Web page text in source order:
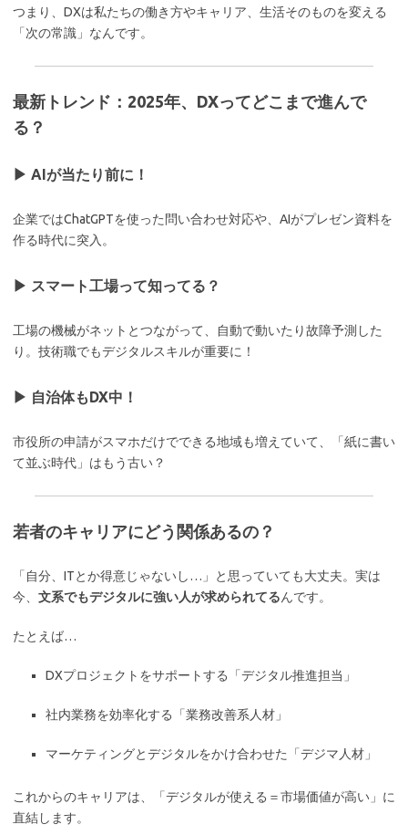
つまり、DXは私たちの働き方やキャリア、生活そのものを変える
「次の常識」なんです。
最新トレンド：2025年、DXってどこまで進んで
る？
▶ AIが当たり前に！
企業ではChatGPTを使った問い合わせ対応や、AIがプレゼン資料を
作る時代に突入。
▶ スマート工場って知ってる？
工場の機械がネットとつながって、自動で動いたり故障予測した
り。技術職でもデジタルスキルが重要に！
▶ 自治体もDX中！
市役所の申請がスマホだけでできる地域も増えていて、「紙に書い
て並ぶ時代」はもう古い？
若者のキャリアにどう関係あるの？
「自分、ITとか得意じゃないし…」と思っていても大丈夫。実は
今、 文系でもデジタルに強い人が求められてるんです。
たとえば…
DXプロジェクトをサポートする「デジタル推進担当」
社内業務を効率化する「業務改善系人材」
マーケティングとデジタルをかけ合わせた「デジマ人材」
これからのキャリアは、「デジタルが使える＝市場価値が高い」に
直結します。